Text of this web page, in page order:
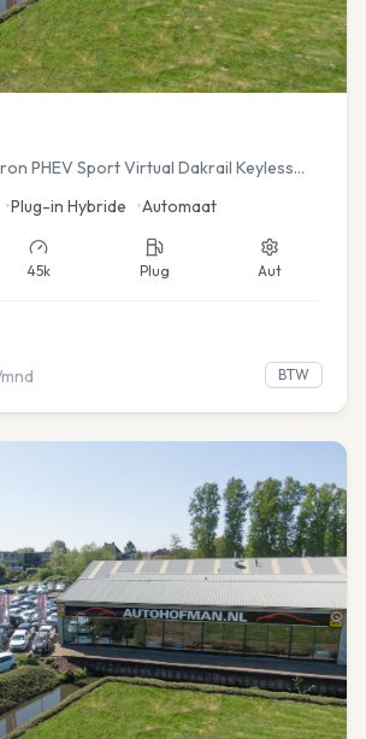
PHEV Sport Virtual Dakrail Keyless
•Plug-in Hybride •Automaat
45k Plug Aut
BTW